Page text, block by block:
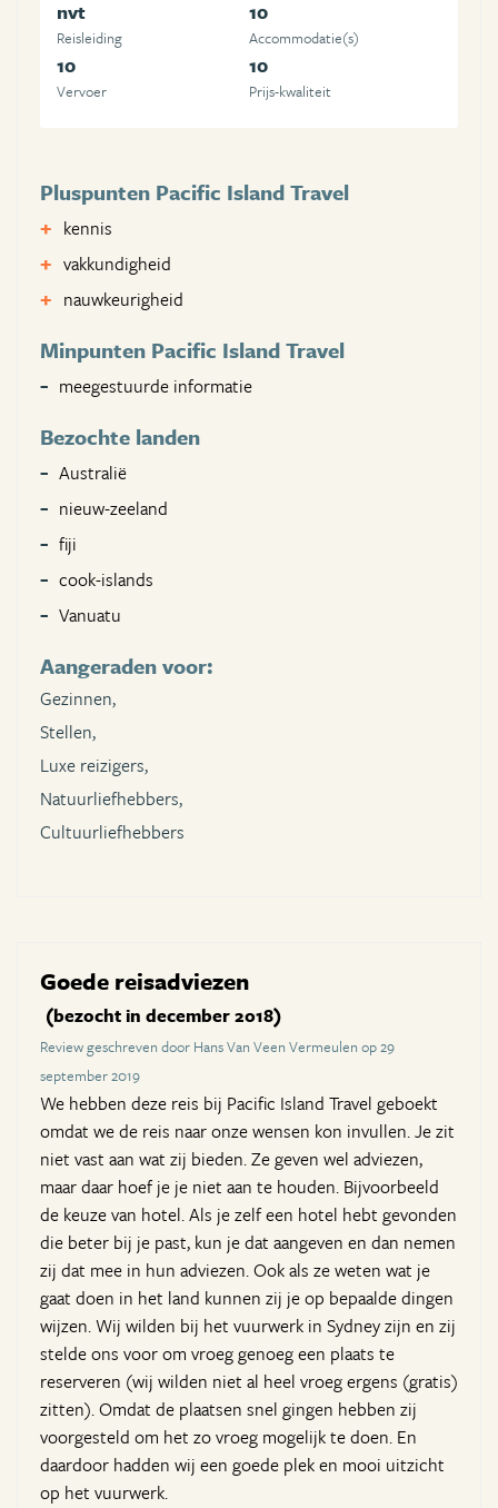
nvt
Reisleiding
10
Accommodatie(s)
10
Vervoer
10
Prijs-kwaliteit
Pluspunten Pacific Island Travel
kennis
vakkundigheid
nauwkeurigheid
Minpunten Pacific Island Travel
meegestuurde informatie
Bezochte landen
Australië
nieuw-zeeland
fiji
cook-islands
Vanuatu
Aangeraden voor:
Gezinnen,
Stellen,
Luxe reizigers,
Natuurliefhebbers,
Cultuurliefhebbers
Goede reisadviezen
(bezocht in december 2018)
Review geschreven door Hans Van Veen Vermeulen op 29
september 2019
We hebben deze reis bij Pacific Island Travel geboekt
omdat we de reis naar onze wensen kon invullen. Je zit
niet vast aan wat zij bieden. Ze geven wel adviezen,
maar daar hoef je je niet aan te houden. Bijvoorbeeld
de keuze van hotel. Als je zelf een hotel hebt gevonden
die beter bij je past, kun je dat aangeven en dan nemen
zij dat mee in hun adviezen. Ook als ze weten wat je
gaat doen in het land kunnen zij je op bepaalde dingen
wijzen. Wij wilden bij het vuurwerk in Sydney zijn en zij
stelde ons voor om vroeg genoeg een plaats te
reserveren (wij wilden niet al heel vroeg ergens (gratis)
zitten). Omdat de plaatsen snel gingen hebben zij
voorgesteld om het zo vroeg mogelijk te doen. En
daardoor hadden wij een goede plek en mooi uitzicht
op het vuurwerk.